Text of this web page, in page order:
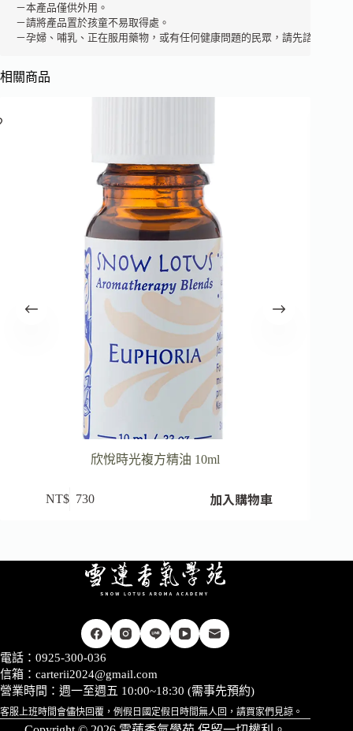
－本產品僅供外用。
－請將產品置於孩童不易取得處。
－孕婦、哺乳、正在服用藥物，或有任何健康問題的民眾，請先諮詢芳療
相關商品
欣悅時光複方精油 10ml
NT$ 730 加入購物車
電話：0925-300-036
信箱： carterii2024@gmail.com
營業時間：週一至週五 10:00~18:30 (需事先預約)
客服上班時間會儘快回覆，例假日國定假日時間無人回，請買家們見諒。